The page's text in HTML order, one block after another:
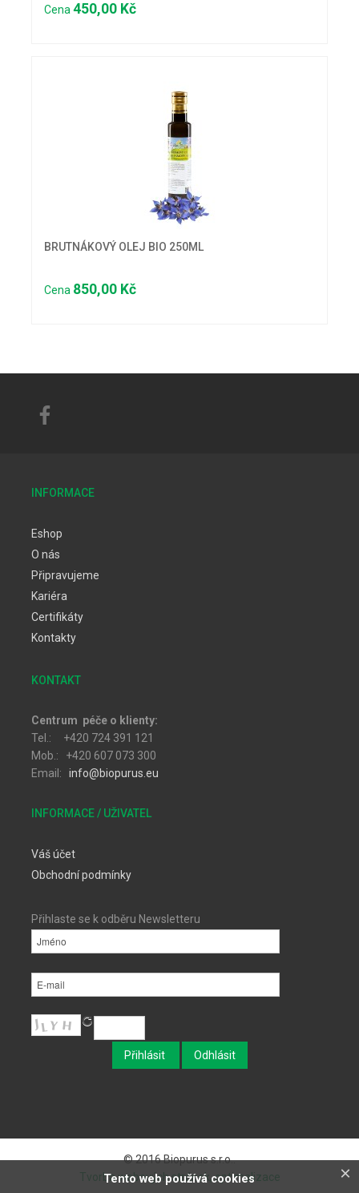
Tento web používá cookies ×
Cena 450,00 Kč
BRUTNÁKOVÝ OLEJ BIO 250ML
Cena 850,00 Kč
INFORMACE
Eshop
O nás
Připravujeme
Kariéra
Certifikáty
Kontakty
KONTAKT
Centrum péče o klienty:
Tel.: +420 724 391 121
Mob.: +420 607 073 300
Email: info@biopurus.eu
INFORMACE / UŽIVATEL
Váš účet
Obchodní podmínky
Přihlaste se k odběru Newsletteru
© 2016 Biopurus s.r.o..
Tvorba webových stránek, optimalizace